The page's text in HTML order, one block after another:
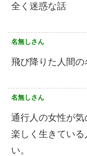
全く迷惑な話
名無しさん
飛び降りた人間
名無しさん
通行人の女性が気
楽しく生きてい
い。